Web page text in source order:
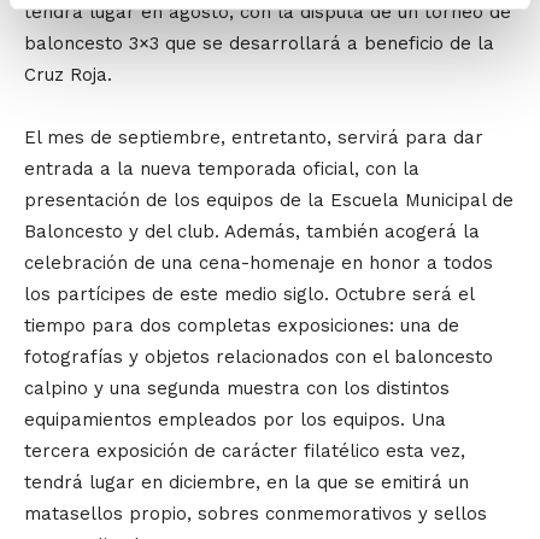
tendrá lugar en agosto, con la disputa de un torneo de
baloncesto 3×3 que se desarrollará a beneficio de la
Cruz Roja.
El mes de septiembre, entretanto, servirá para dar
entrada a la nueva temporada oficial, con la
presentación de los equipos de la Escuela Municipal de
Baloncesto y del club. Además, también acogerá la
celebración de una cena-homenaje en honor a todos
los partícipes de este medio siglo. Octubre será el
tiempo para dos completas exposiciones: una de
fotografías y objetos relacionados con el baloncesto
calpino y una segunda muestra con los distintos
equipamientos empleados por los equipos. Una
tercera exposición de carácter filatélico esta vez,
tendrá lugar en diciembre, en la que se emitirá un
matasellos propio, sobres conmemorativos y sellos